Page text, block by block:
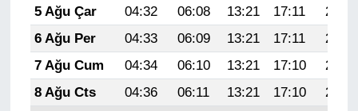
5 Ağu Çar
04:32 06:08 13:21 17:11
20:25
6 Ağu Per
04:33 06:09 13:21 17:11
20:24
7 Ağu Cum
04:34 06:10 13:21 17:10
20:22
8 Ağu Cts
04:36 06:11 13:21 17:10
20:21